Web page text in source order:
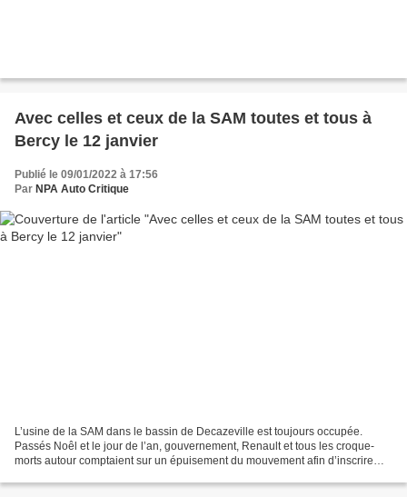
Avec celles et ceux de la SAM toutes et tous à
Bercy le 12 janvier
Publié le 09/01/2022 à 17:56
Par NPA Auto Critique
L’usine de la SAM dans le bassin de Decazeville est toujours occupée.
Passés Noêl et le jour de l’an, gouvernement, Renault et tous les croque-
morts autour comptaient sur un épuisement du mouvement afin d’inscrire